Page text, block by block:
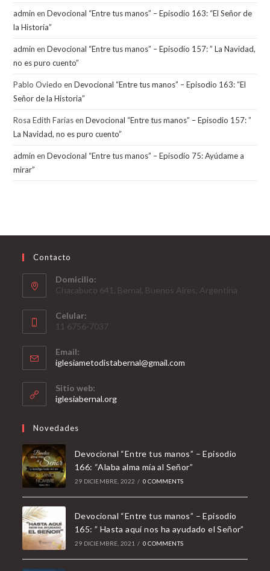
admin enDevocional “Entre tus manos” – Episodio 163: “El Señor de
la Historia”
admin enDevocional “Entre tus manos” – Episodio 157: ” La Navidad,
no es puro cuento”
Pablo Oviedo enDevocional “Entre tus manos” – Episodio 163: “El
Señor de la Historia”
Rosa Edith FariasenDevocional “Entre tus manos” – Episodio 157: ”
La Navidad, no es puro cuento”
admin enDevocional “Entre tus manos” – Episodio 75: Ayúdame a
mirar”
Contacto
Domicilio:
Chacabuco 641, Bernal, Buenos Aires, Argentina
Celular:
11 6756-7037
Email:
iglesiametodistabernal@gmail.com
Sitio web:
iglesiabernal.org
Novedades
Devocional “Entre tus manos” – Episodio
166: “Alaba alma mía al Señor”
29 DICIEMBRE, 2022 / 0 COMMENTS
Devocional “Entre tus manos” – Episodio
165: ” Hasta aquí nos ha ayudado el Señor”
29 DICIEMBRE, 2021 / 0 COMMENTS